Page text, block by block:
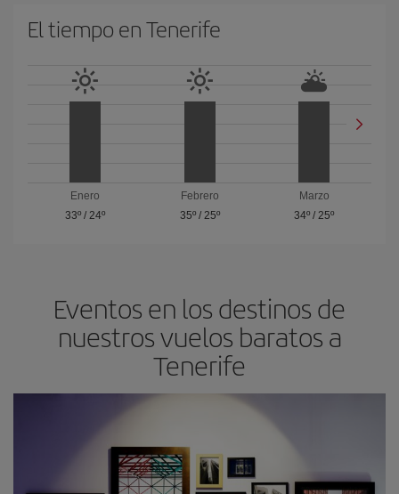
El tiempo en Tenerife
Enero
33º/ 24º
Febrero
35º/ 25º
Marzo
34º /25º
Eventos en los destinos de
nuestros vuelos baratos a
Tenerife